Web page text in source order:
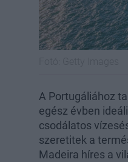
A Portugáliához
egész évben
csodálatos
szeretitek a
Madeira híres a